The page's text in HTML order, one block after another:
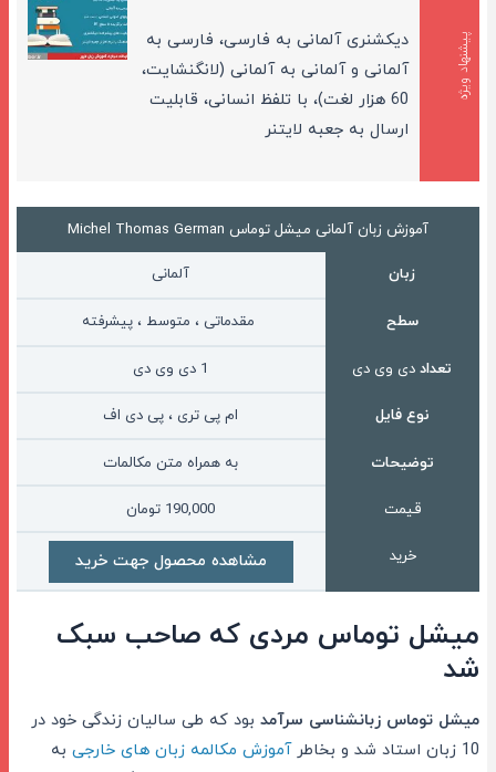
پیشنهاد ویژه
دیکشنری آلمانی به فارسی، فارسی به
آلمانی و آلمانی به آلمانی (لانگنشایت،
60 هزار لغت)، با تلفظ انسانی، قابلیت
ارسال به جعبه لایتنر
آموزش زبان آلمانی میشل توماس Michel Thomas German
زبان آلمانی
سطح مقدماتی ، متوسط ، پیشرفته
تعداددی وی دی 1 دی وی دی
نوع فایل ام پی تری ، پی دی اف
توضیحات به همراه متن مکالمات
قیمت 190,000 تومان
خرید مشاهده محصول جهت خرید
میشل توماس مردی که صاحب سبک
شد
میشل توماس زبانشناسی سرآمدبود که طی سالیان زندگی خود در
10 زبان استاد شد و بخاطر
آموزش مکالمه زبان های خارجیبه